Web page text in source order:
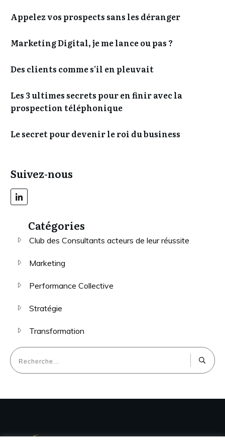
Appelez vos prospects sans les déranger
Marketing Digital, je me lance ou pas ?
Des clients comme s’il en pleuvait
Les 3 ultimes secrets pour en finir avec la
prospection téléphonique
Le secret pour devenir le roi du business
Suivez-nous
Catégories
Club des Consultants acteurs de leur réussite
Marketing
Performance Collective
Stratégie
Transformation